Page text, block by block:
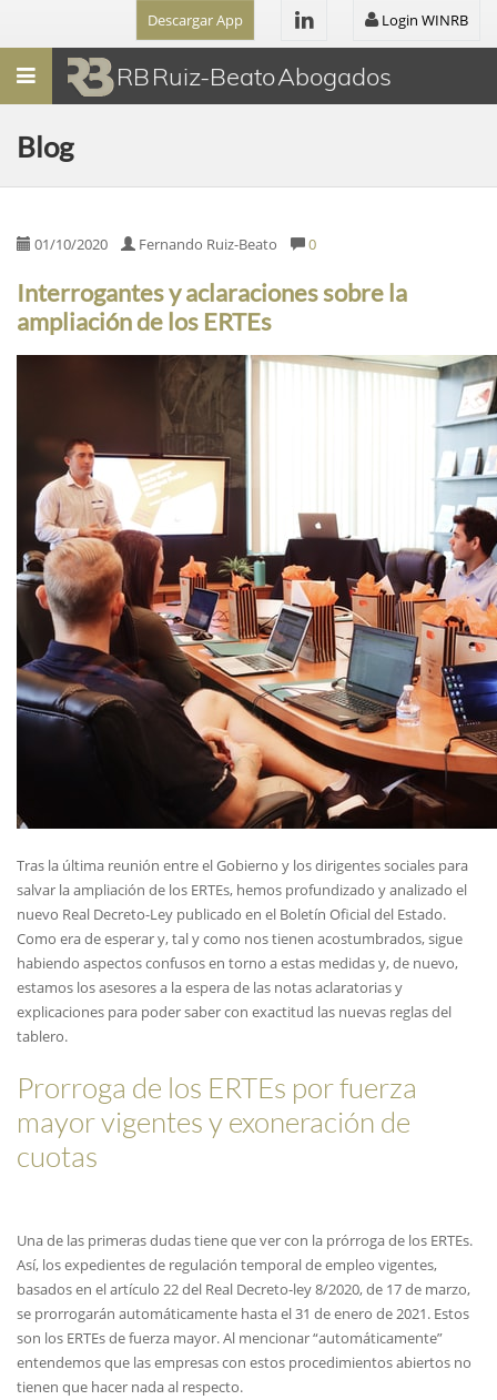
Descargar App Login WINRB
Menú RB Ruiz-Beato Abogados
Blog
01/10/2020 Fernando Ruiz-Beato 0
Interrogantes y aclaraciones sobre la
ampliación de los ERTEs
Tras la última reunión entre el Gobierno y los dirigentes sociales para
salvar la ampliación de los ERTEs, hemos profundizado y analizado el
nuevo Real Decreto-Ley publicado en el Boletín Oficial del Estado.
Como era de esperar y, tal y como nos tienen acostumbrados, sigue
habiendo aspectos confusos en torno a estas medidas y, de nuevo,
estamos los asesores a la espera de las notas aclaratorias y
explicaciones para poder saber con exactitud las nuevas reglas del
tablero.
Prorroga de los ERTEs por fuerza
mayor vigentes y exoneración de
cuotas
Una de las primeras dudas tiene que ver con la prórroga de los ERTEs.
Así, los expedientes de regulación temporal de empleo vigentes,
basados en el artículo 22 del Real Decreto-ley 8/2020, de 17 de marzo,
se prorrogarán automáticamente hasta el 31 de enero de 2021. Estos
son los ERTEs de fuerza mayor. Al mencionar “automáticamente”
entendemos que las empresas con estos procedimientos abiertos no
tienen que hacer nada al respecto.